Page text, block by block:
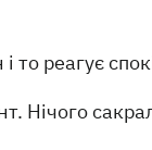
то реагує
Нічого